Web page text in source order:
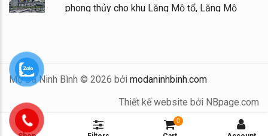
phong thủy cho khu Lăng Mộ tổ, Lăng Mộ
Mộ Đá Ninh Bình © 2026 bởi modaninhbinh.com
Thiết kế website bởi NBpage.com
0